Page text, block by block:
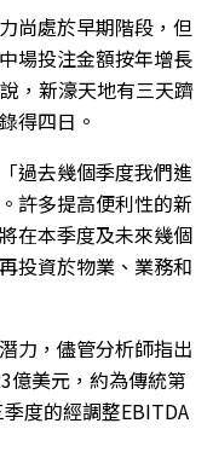
尚處於早期階段，但
場投注金額按年增長
，新濠天地有三天躋
得四日。
過去幾個季度我們進
許多提高便利性的新
在本季度及未來幾個
投資於物業、業務和
力，儘管分析師指出
億美元，約為傳統第
度的經調整EBITDA